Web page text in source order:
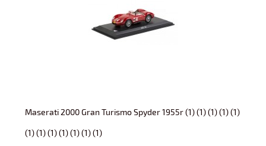
Maserati 2000 Gran Turismo Spyder 1955r (1) (1) (1) (1) (1)
(1) (1) (1) (1) (1) (1) (1)